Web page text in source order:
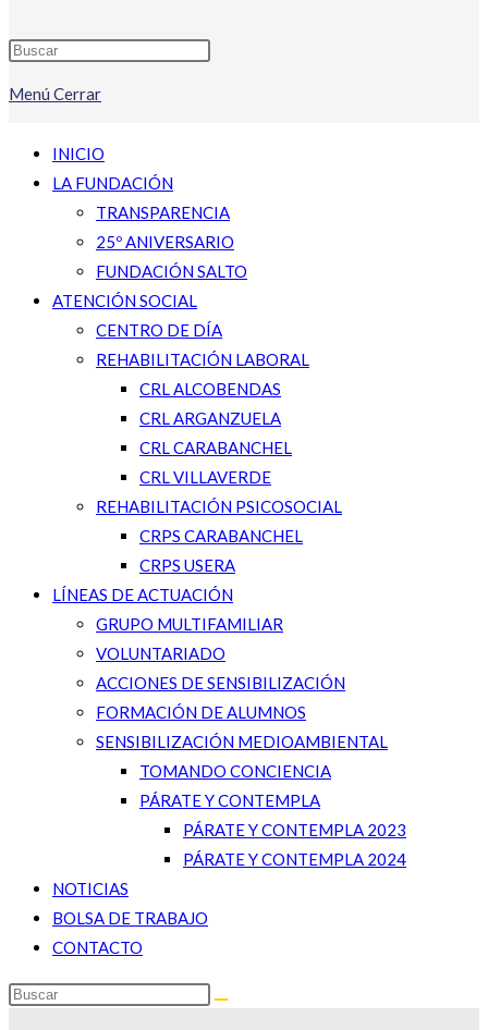
Menú Cerrar
INICIO
LA FUNDACIÓN
TRANSPARENCIA
25º ANIVERSARIO
FUNDACIÓN SALTO
ATENCIÓN SOCIAL
CENTRO DE DÍA
REHABILITACIÓN LABORAL
CRL ALCOBENDAS
CRL ARGANZUELA
CRL CARABANCHEL
CRL VILLAVERDE
REHABILITACIÓN PSICOSOCIAL
CRPS CARABANCHEL
CRPS USERA
LÍNEAS DE ACTUACIÓN
GRUPO MULTIFAMILIAR
VOLUNTARIADO
ACCIONES DE SENSIBILIZACIÓN
FORMACIÓN DE ALUMNOS
SENSIBILIZACIÓN MEDIOAMBIENTAL
TOMANDO CONCIENCIA
PÁRATE Y CONTEMPLA
PÁRATE Y CONTEMPLA 2023
PÁRATE Y CONTEMPLA 2024
NOTICIAS
BOLSA DE TRABAJO
CONTACTO